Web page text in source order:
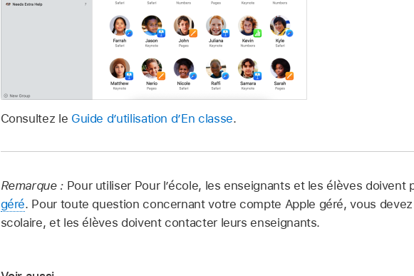
Consultez le Guide d’utilisation d’En classe.
Remarque : Pour utiliser Pour l’école, les enseignants et les élèves doivent
géré. Pour toute question concernant votre compte Apple géré, vous
scolaire, et les élèves doivent contacter leurs enseignants.